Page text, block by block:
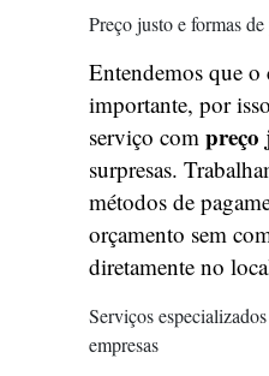
Preço justo e formas
Entendemos que
importante, por
serviço com preço
surpresas.
métodos de
orçamento sem
diretamente no
Serviços
empresas